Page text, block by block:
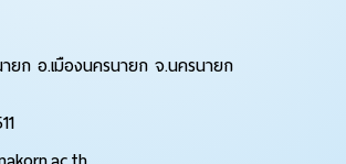
ยก อ.เมืองนครนายก จ.นครนายก